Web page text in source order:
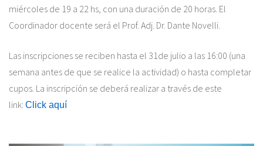
miércoles de 19 a 22 hs, con una duración de 20 horas. El
Coordinador docente será el Prof. Adj. Dr. Dante Novelli.
Las inscripciones se reciben hasta el 31de julio a las 16:00 (una
semana antes de que se realice la actividad) o hasta completar
cupos. La inscripción se deberá realizar a través de este
link: Click aquí